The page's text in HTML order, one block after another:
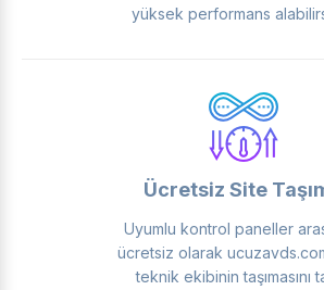
yüksek performans
Ücretsiz Site
Uyumlu kontrol paneller
ücretsiz olarak
teknik ekibinin taşımasını